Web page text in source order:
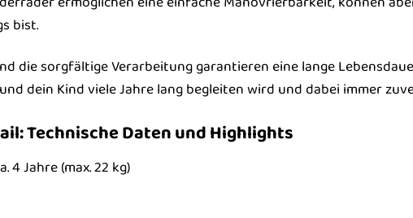
bist.
die sorgfältige Verarbeitung garantieren eine lange
dein Kind viele Jahre lang begleiten wird und dabei immer
Technische Daten und Highlights
4 Jahre (max. 22 kg)